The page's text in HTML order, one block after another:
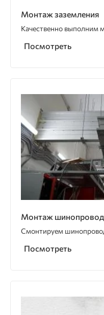
Монтаж заземления
Качественно выполним
Посмотреть
Монтаж
Смонтируем
Посмотреть